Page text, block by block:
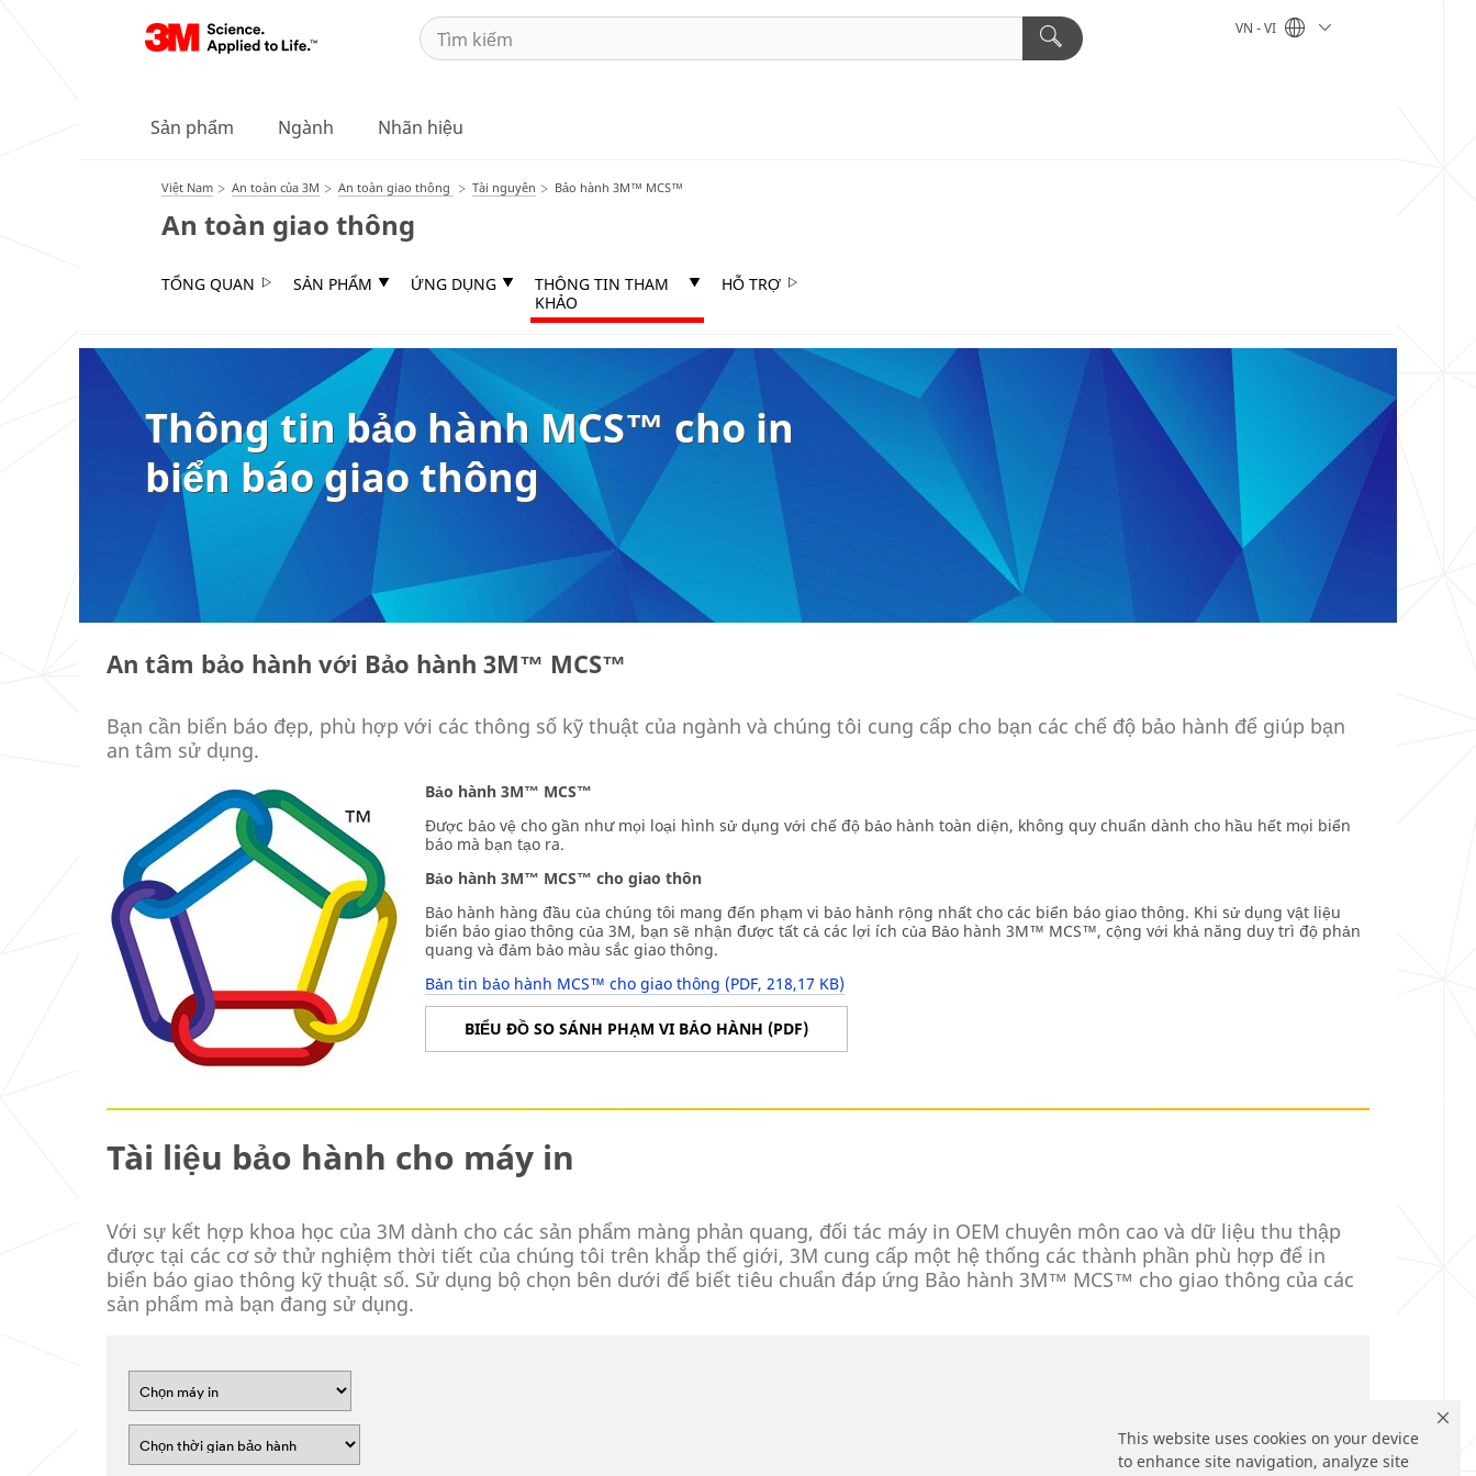
This website uses cookies on your device
to enhance site navigation, analyze site
VN - VI
Sản phẩm Ngành Nhãn hiệu
Việt Nam An toàn của 3M An toàn giao thông Tài nguyên Bảo hành 3M™ MCS™
An toàn giao thông
TỔNG QUAN SẢN PHẨM ỨNG DỤNG
THÔNG TIN THAM
KHẢO
HỖ TRỢ
Thông tin bảo hành MCS™ cho in
biển báo giao thông
An tâm bảo hành với Bảo hành 3M™ MCS™
Bạn cần biển báo đẹp, phù hợp với các thông số kỹ thuật của ngành và chúng tôi cung cấp cho bạn các chế độ bảo hành để giúp bạn
an tâm sử dụng.
Bảo hành 3M™ MCS™
Được bảo vệ cho gần như mọi loại hình sử dụng với chế độ bảo hành toàn diện, không quy chuẩn dành cho hầu hết mọi biển
báo mà bạn tạo ra.
Bảo hành 3M™ MCS™ cho giao thôn
Bảo hành hàng đầu của chúng tôi mang đến phạm vi bảo hành rộng nhất cho các biển báo giao thông. Khi sử dụng vật liệu
biển báo giao thông của 3M, bạn sẽ nhận được tất cả các lợi ích của Bảo hành 3M™ MCS™, cộng với khả năng duy trì độ phản
quang và đảm bảo màu sắc giao thông.
Bản tin bảo hành MCS™ cho giao thông (PDF, 218,17 KB)
BIỂU ĐỒ SO SÁNH PHẠM VI BẢO HÀNH (PDF)
Tài liệu bảo hành cho máy in
Với sự kết hợp khoa học của 3M dành cho các sản phẩm màng phản quang, đối tác máy in OEM chuyên môn cao và dữ liệu thu thập
được tại các cơ sở thử nghiệm thời tiết của chúng tôi trên khắp thế giới, 3M cung cấp một hệ thống các thành phần phù hợp để in
biển báo giao thông kỹ thuật số. Sử dụng bộ chọn bên dưới để biết tiêu chuẩn đáp ứng Bảo hành 3M™ MCS™ cho giao thông của các
sản phẩm mà bạn đang sử dụng.